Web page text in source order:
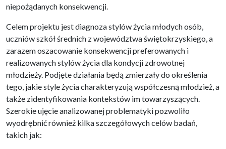
niepożądanych konsekwencji.
Celem projektu jest diagnoza stylów życia młodych osób,
uczniów szkół średnich z województwa świętokrzyskiego, a
zarazem oszacowanie konsekwencji preferowanych i
realizowanych stylów życia dla kondycji zdrowotnej
młodzieży. Podjęte działania będą zmierzały do określenia
tego, jakie style życia charakteryzują współczesną młodzież, a
także zidentyfikowania kontekstów im towarzyszących.
Szerokie ujęcie analizowanej problematyki pozwoliło
wyodrębnić również kilka szczegółowych celów badań,
takich jak: